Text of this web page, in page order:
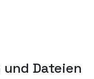
Dateien